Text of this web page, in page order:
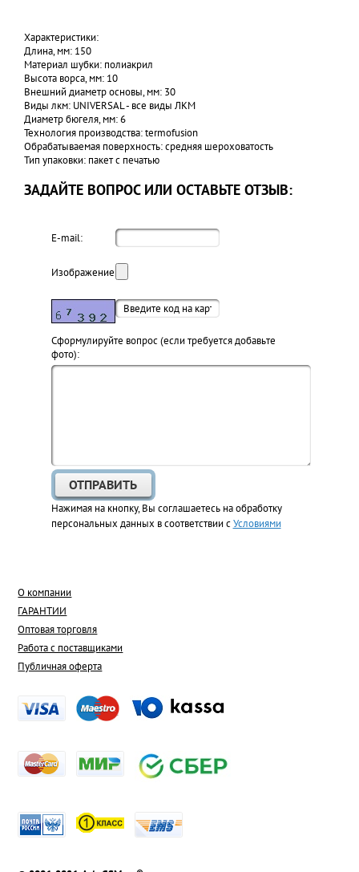
Характеристики:
Длина, мм: 150
Материал шубки: полиакрил
Высота ворса, мм: 10
Внешний диаметр основы, мм: 30
Виды лкм: UNIVERSAL - все виды ЛКМ
Диаметр бюгеля, мм: 6
Технология производства: termofusion
Обрабатываемая поверхность: средняя шероховатость
Тип упаковки: пакет с печатью
ЗАДАЙТЕ ВОПРОС ИЛИ ОСТАВЬТЕ ОТЗЫВ:
E-mail:
Изображение:
Cформулируйте вопрос (если требуется добавьте
фото):
Нажимая на кнопку, Вы соглашаетесь на обработку
персональных данных в соответствии сУсловиями
О компании
ГАРАНТИИ
Оптовая торговля
Работа с поставщиками
Публичная оферта